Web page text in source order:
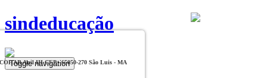
sindeducação
Toggle navigation
COHAB Anil III CEP - 65050-270 São Luis - MA